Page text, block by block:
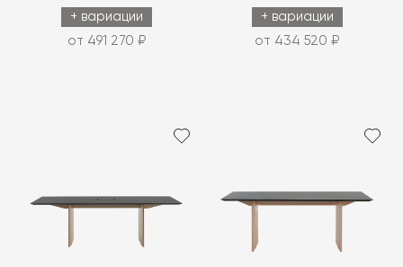
+ вариации
от 491 270 ₽
+ вариации
от 434 520 ₽